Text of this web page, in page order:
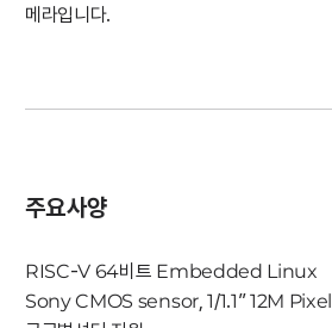
메라입니다.
주요사양
RISC-V 64비트 Embedded Linux
Sony CMOS sensor, 1/1.1” 12M Pixel